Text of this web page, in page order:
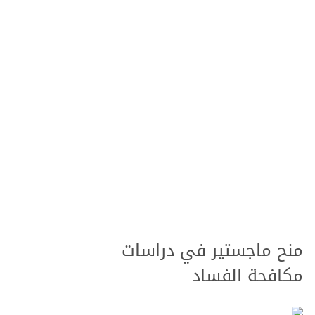
منح ماجستير في دراسات
مكافحة الفساد